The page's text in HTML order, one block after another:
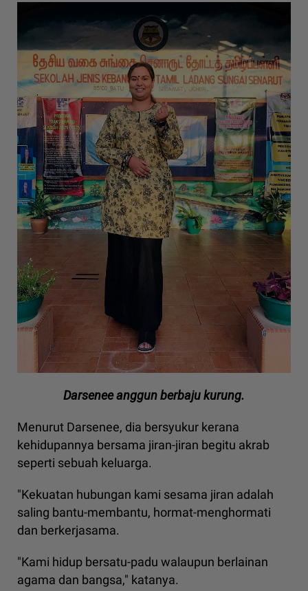
Darsenee anggun berbaju kurung.
Menurut Darsenee, dia bersyukur kerana
kehidupannya bersama jiran-jiran begitu akrab
seperti sebuah keluarga.
"Kekuatan hubungan kami sesama jiran adalah
saling bantu-membantu, hormat-menghormati
dan berkerjasama.
"Kami hidup bersatu-padu walaupun berlainan
agama dan bangsa," katanya.